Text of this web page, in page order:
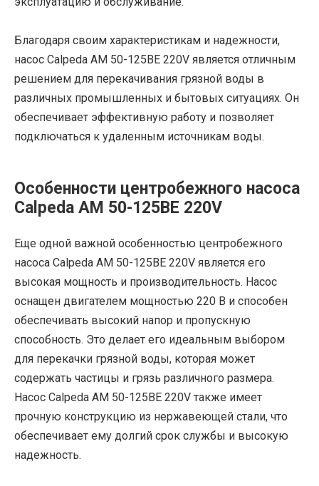
Благодаря своим характеристикам и надежности,
насос Calpeda AM 50-125BE 220V является отличным
решением для перекачивания грязной воды в
различных промышленных и бытовых ситуациях. Он
обеспечивает эффективную работу и позволяет
подключаться к удаленным источникам воды.
Особенности центробежного насоса
Calpeda AM 50-125BE 220V
Еще одной важной особенностью центробежного
насоса Calpeda AM 50-125BE 220V является его
высокая мощность и производительность. Насос
оснащен двигателем мощностью 220 В и способен
обеспечивать высокий напор и пропускную
способность. Это делает его идеальным выбором
для перекачки грязной воды, которая может
содержать частицы и грязь различного размера.
Насос Calpeda AM 50-125BE 220V также имеет
прочную конструкцию из нержавеющей стали, что
обеспечивает ему долгий срок службы и высокую
надежность.